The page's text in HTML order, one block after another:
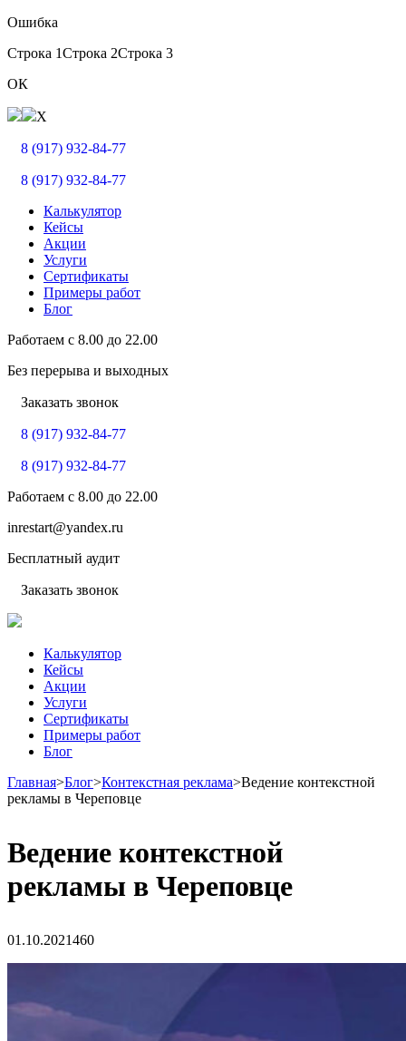
Ошибка
Строка 1Строка 2Строка 3
ОК
X
8 (917) 932-84-77
8 (917) 932-84-77
Калькулятор
Кейсы
Акции
Услуги
Сертификаты
Примеры работ
Блог
Работаем с 8.00 до 22.00
Без перерыва и выходных
Заказать звонок
8 (917) 932-84-77
8 (917) 932-84-77
Работаем с 8.00 до 22.00
inrestart@yandex.ru
Бесплатный аудит
Заказать звонок
Калькулятор
Кейсы
Акции
Услуги
Сертификаты
Примеры работ
Блог
Главная>Блог>Контекстная реклама>Ведение контекстной
рекламы в Череповце
Ведение контекстной
рекламы в Череповце
01.10.2021460